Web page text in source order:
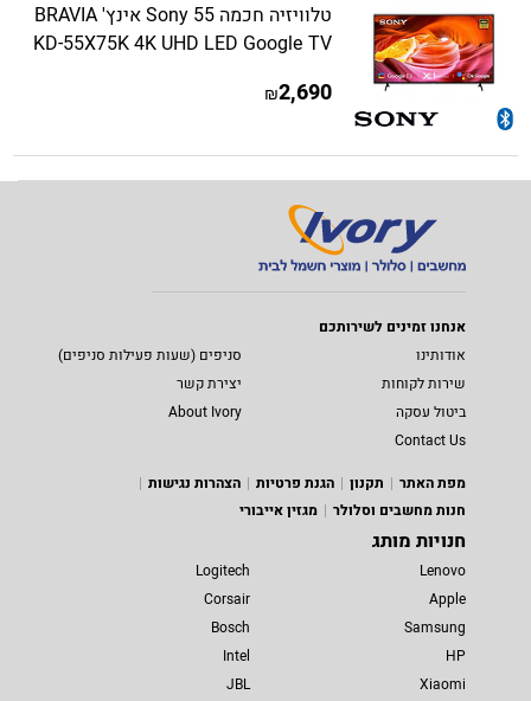
טלוויזיה חכמה Sony 55 אינץ' BRAVIA
KD-55X75K 4K UHD LED Google TV
2,690
₪
אנחנו זמינים לשירותכם
אודותינו
סניפים (שעות פעילות סניפים)
שירות לקוחות
יצירת קשר
ביטול עסקה
About Ivory
Contact Us
מפת האתר
תקנון הגנת פרטיות
הצהרות נגישות
חנות מחשבים וסלולר
מגזין אייבורי
חנויות מותג
Lenovo
Apple
Samsung
HP
Xiaomi
Logitech
Corsair
Bosch
Intel
JBL